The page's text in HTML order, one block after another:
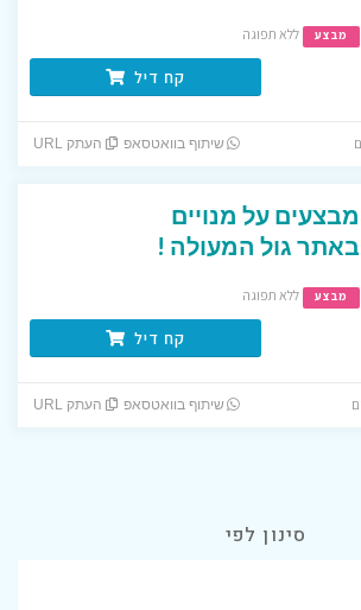
מבצע ללא תפוגה
קח דיל
שיתוף בוואטסאפ העתק URL
מבצעים על מנויים
באתר גול המעולה !
מבצע ללא תפוגה
קח דיל
שיתוף בוואטסאפ העתק URL
סינון לפי